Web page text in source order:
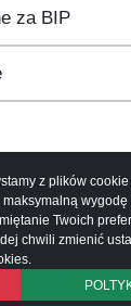
za BIP
z plików
Twoich
chwili zmienić